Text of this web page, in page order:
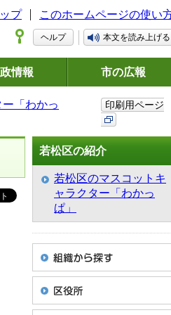
プ このホームページの使い
ヘルプ 本文を読み上げる
情報 市の広報
「わかっ 印刷用ページ
若松区の紹介
若松区のマスコットキ
ャラクター「わかっ
ぱ」